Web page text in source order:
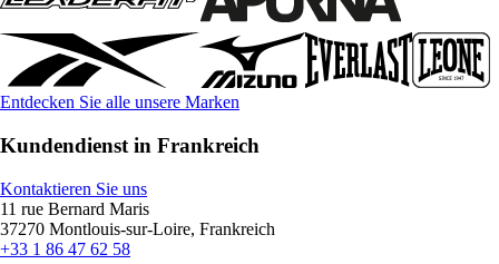
Entdecken Sie alle unsere Marken
Kundendienst in Frankreich
Kontaktieren Sie uns
11 rue Bernard Maris
37270 Montlouis-sur-Loire, Frankreich
+33 1 86 47 62 58